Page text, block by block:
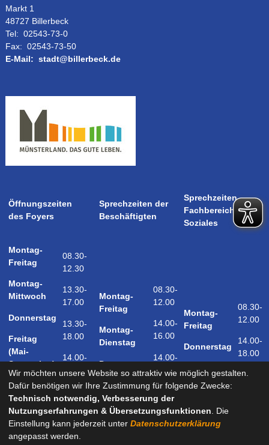
Markt 1
48727 Billerbeck
Tel: 02543-73-0
Fax: 02543-73-50
E-Mail: stadt@billerbeck.de
Öffnungszeiten
des Foyers
Sprechzeiten der
Beschäftigten
Sprechzeiten
Fachbereich
Soziales
Montag-
Freitag
Montag-
Mittwoch
Donnerstag
Freitag
(Mai-
September)
Samstag
(Mai-
September)
08.30-
12.30
13.30-
17.00
13.30-
18.00
14.00-
17.00
09.00-
12.00
Montag-
Freitag
Montag-
Dienstag
Donnerstag
08.30-
12.00
14.00-
16.00
14.00-
18.00
Montag-
Freitag
Donnerstag
08.30-
12.00
14.00-
18.00
und nach Vereinbarung
Wir möchten unsere Website so attraktiv wie möglich gestalten.
Dafür benötigen wir Ihre Zustimmung für folgende Zwecke:
Technisch notwendig, Verbesserung der
Nutzungserfahrungen & Übersetzungsfunktionen. Die
Einstellung kann jederzeit unter Datenschutzerklärung
angepasst werden.